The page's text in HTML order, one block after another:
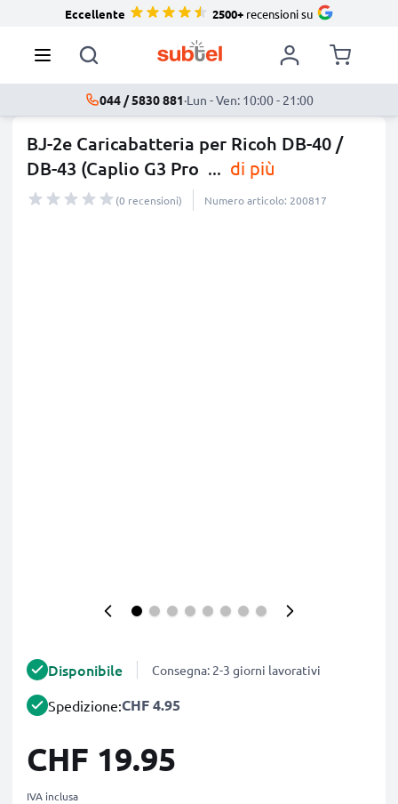
Eccellente 2500+recensioni su
044 / 5830 881·Lun - Ven: 10:00 - 21:00
BJ-2e Caricabatteria per Ricoh DB-40 /
DB-43 (Caplio G3 Pro ... di più
(0 recensioni) Numero articolo: 200817
Disponibile Consegna: 2-3 giorni lavorativi
Spedizione:CHF 4.95
CHF 19.95
IVA inclusa